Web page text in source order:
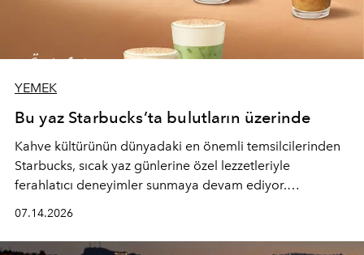
YEMEK
Bu yaz Starbucks’ta bulutların üzerinde
Kahve kültürünün dünyadaki en önemli temsilcilerinden
Starbucks, sıcak yaz günlerine özel lezzetleriyle
ferahlatıcı deneyimler sunmaya devam ediyor.
yepyeni Cloud Frappuccino® Blended Beverage çeşitleri
07.14.2026